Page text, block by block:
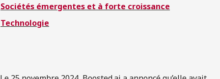
S’abonner
Sociétés émergentes et à forte croissance
Technologie